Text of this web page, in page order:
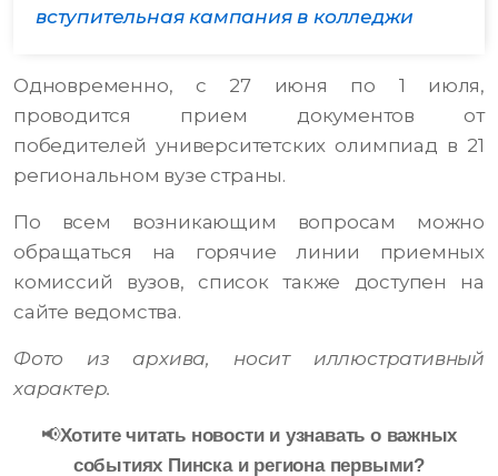
вступительная кампания в колледжи
Одновременно, с 27 июня по 1 июля,
проводится прием документов от
победителей университетских олимпиад в 21
региональном вузе страны.
По всем возникающим вопросам можно
обращаться на горячие линии приемных
комиссий вузов, список также доступен на
сайте ведомства.
Фото из архива, носит иллюстративный
характер.
📢Хотите читать новости и узнавать о важных
событиях Пинска и региона первыми?